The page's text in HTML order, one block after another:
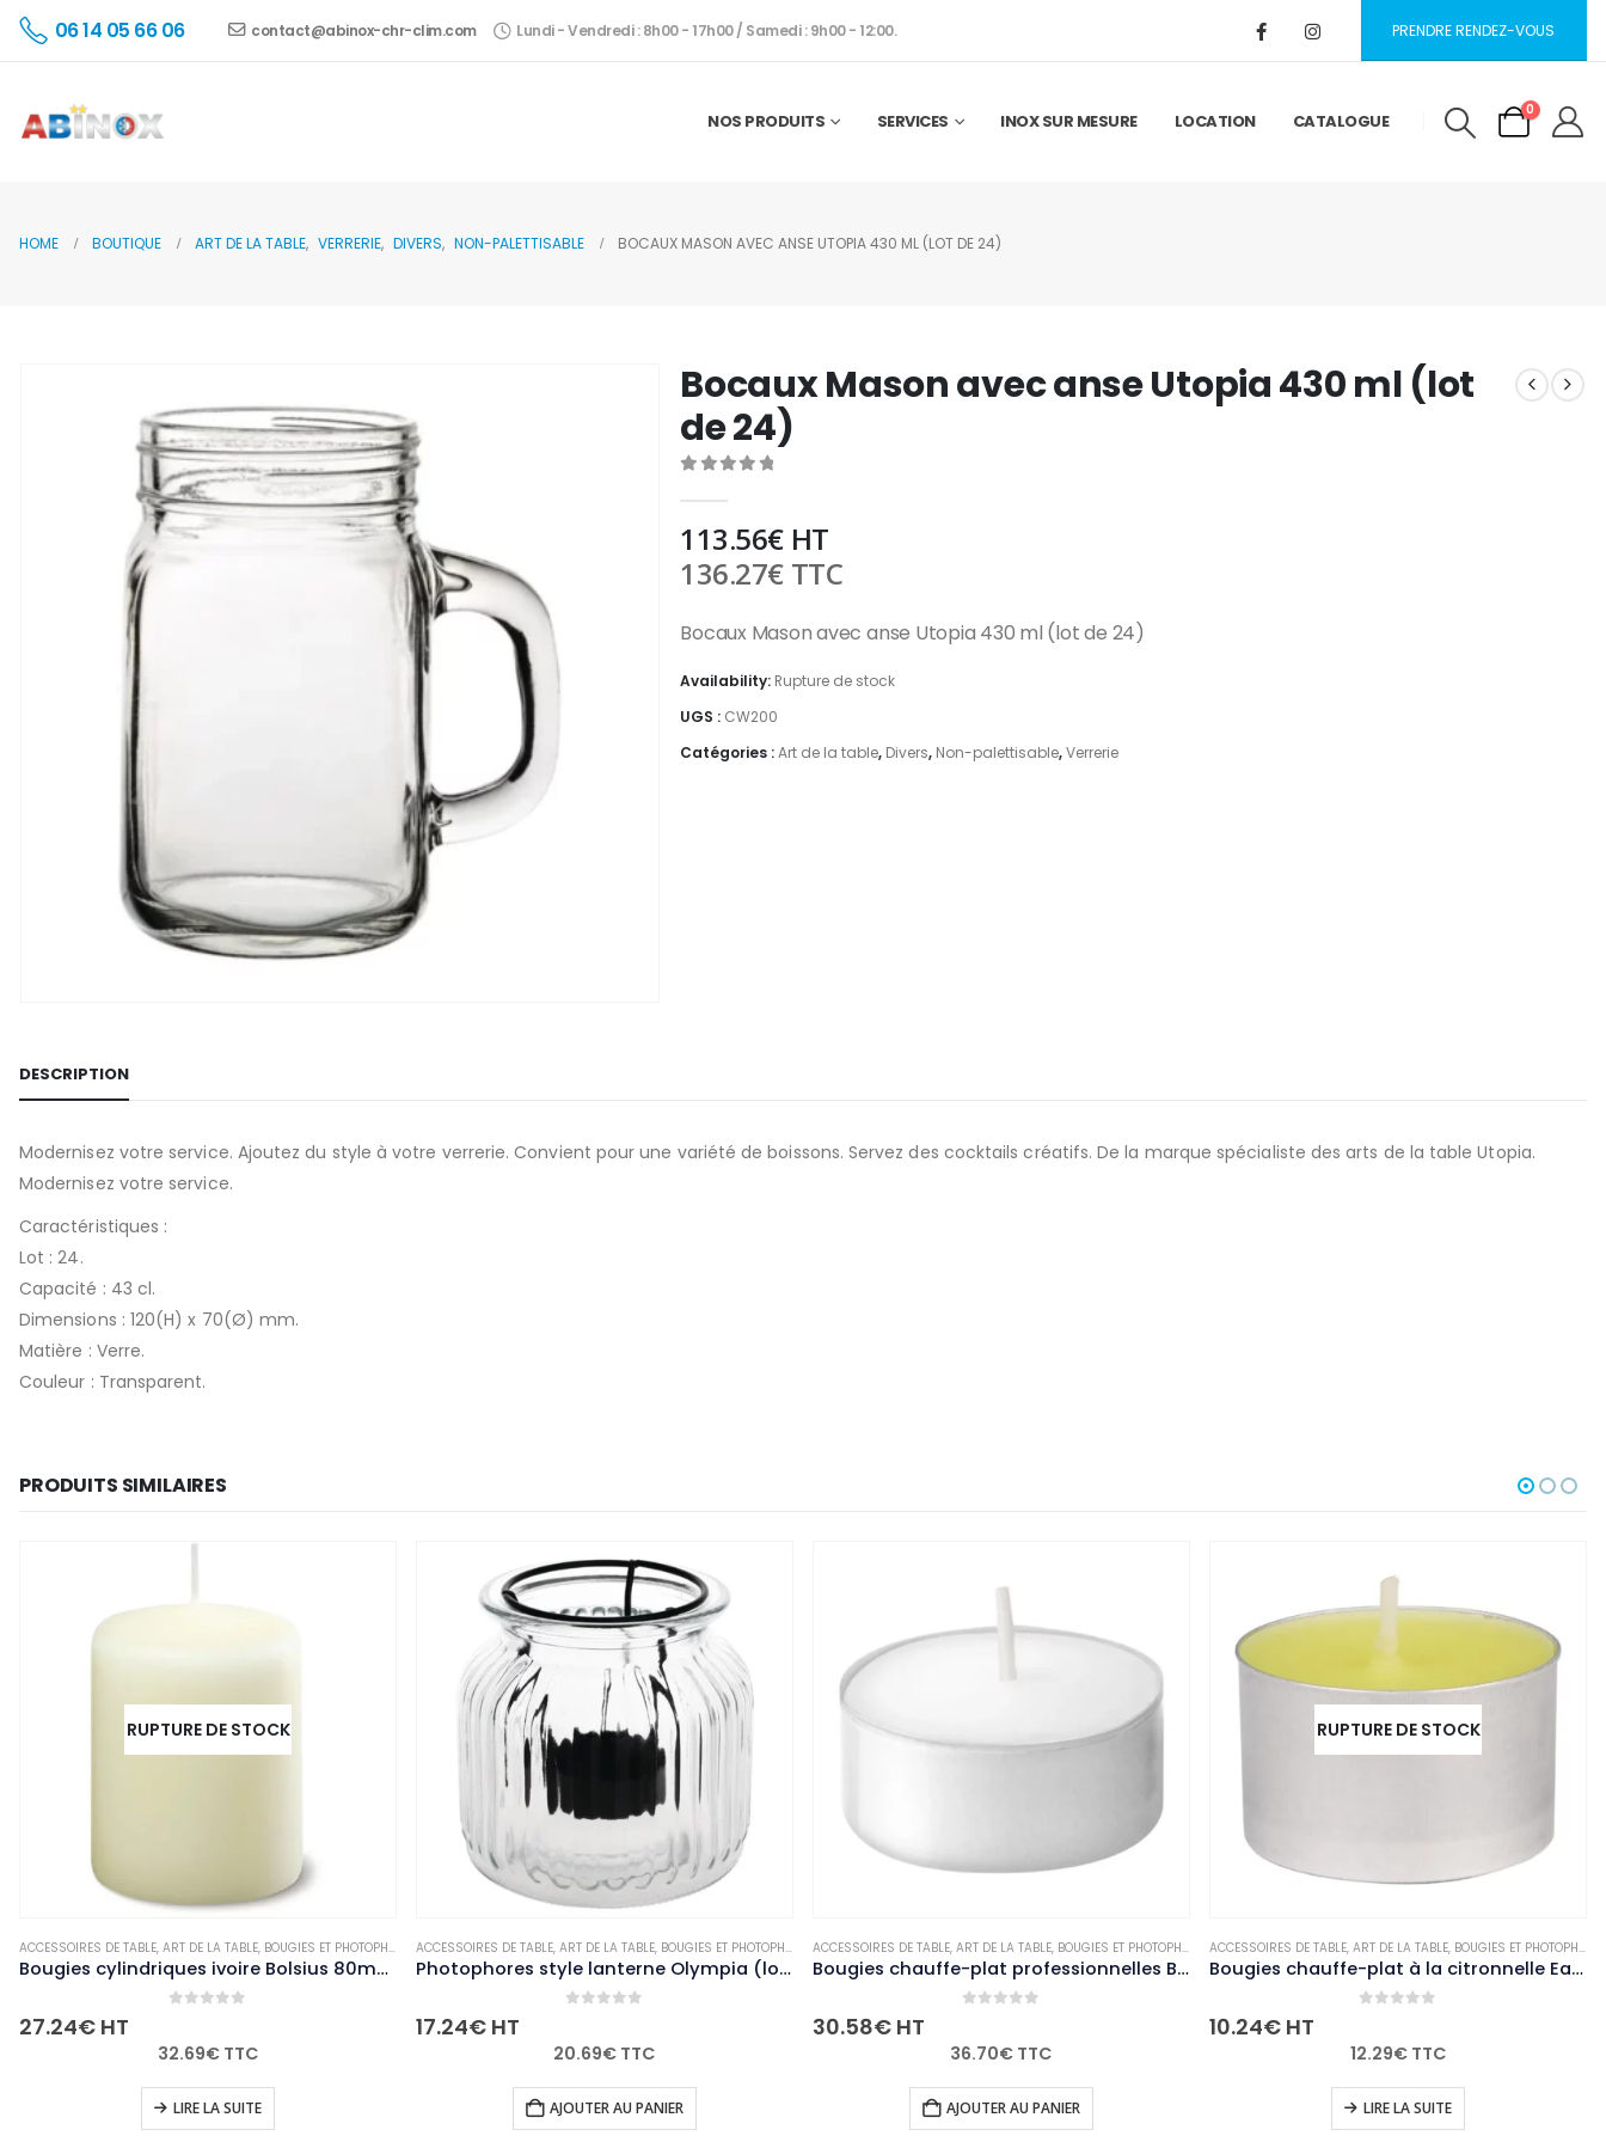
06 14 05 66 06 contact@abinox-chr-clim.com Lundi - Vendredi : 8h00 - 17h00 / Samedi : 9h00 - 12:00. PRENDRE RENDEZ-VOUS
NOS PRODUITS SERVICES INOX SUR MESURE LOCATION CATALOGUE
0
HOME BOUTIQUE ART DE LA TABLE, VERRERIE, DIVERS, NON-PALETTISABLE BOCAUX MASON AVEC ANSE UTOPIA 430 ML (LOT DE 24)
Bocaux Mason avec anse Utopia 430 ml (lot
de 24)
113.56€HT
136.27€TTC
Bocaux Mason avec anse Utopia 430 ml (lot de 24)
Availability: Rupture de stock
UGS : CW200
Catégories :Art de la table, Divers, Non-palettisable,Verrerie
DESCRIPTION
Modernisez votre service. Ajoutez du style à votre verrerie. Convient pour une variété de boissons. Servez des cocktails créatifs. De la marque spécialiste des arts de la table Utopia.
Modernisez votre service.
Caractéristiques :
Lot : 24.
Capacité : 43 cl.
Dimensions : 120(H) x 70(Ø) mm.
Matière : Verre.
Couleur : Transparent.
PRODUITS SIMILAIRES
RUPTURE DE STOCK
DE TABLE, ART DE LA TABLE, BOUGIES ET PHOTOPHORES ,NON-PALETTISABLE
Bougies cylindriques ivoire Bolsius 80mm (lot de 12)
€HT
TTC
LIRE LA SUITE
ACCESSOIRES DE TABLE, ART DE LA TABLE, BOUGIES ET PHOTOPHORES ,NON-PALETTISABLE
Photophores style lanterne Olympia (lot de 6)
€HT
€TTC
AJOUTER AU PANIER
ACCESSOIRES DE TABLE, ART DE LA TABLE, BOUGIES ET PHOTOPHORES ,NON-PALETTISABLE
Bougies chauffe-plat professionnelles Bolsius 4 heures (lot de 200)
€HT
€TTC
AJOUTER AU PANIER
RUPTURE DE STOCK
ACCESSOIRES DE TABLE, ART DE LA TABLE, BOUGIES ET PHOTOPHORES ,NON-
Bougies chauffe-plat à la citronnelle Eazyzap (lot de 50)
€HT
TTC
LIRE LA SUITE